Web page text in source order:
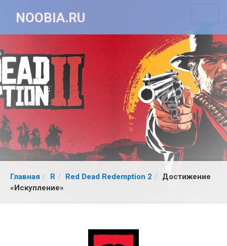
NOOBIA.RU
Главная R Red Dead Redemption 2
Достижение
«Искупление»